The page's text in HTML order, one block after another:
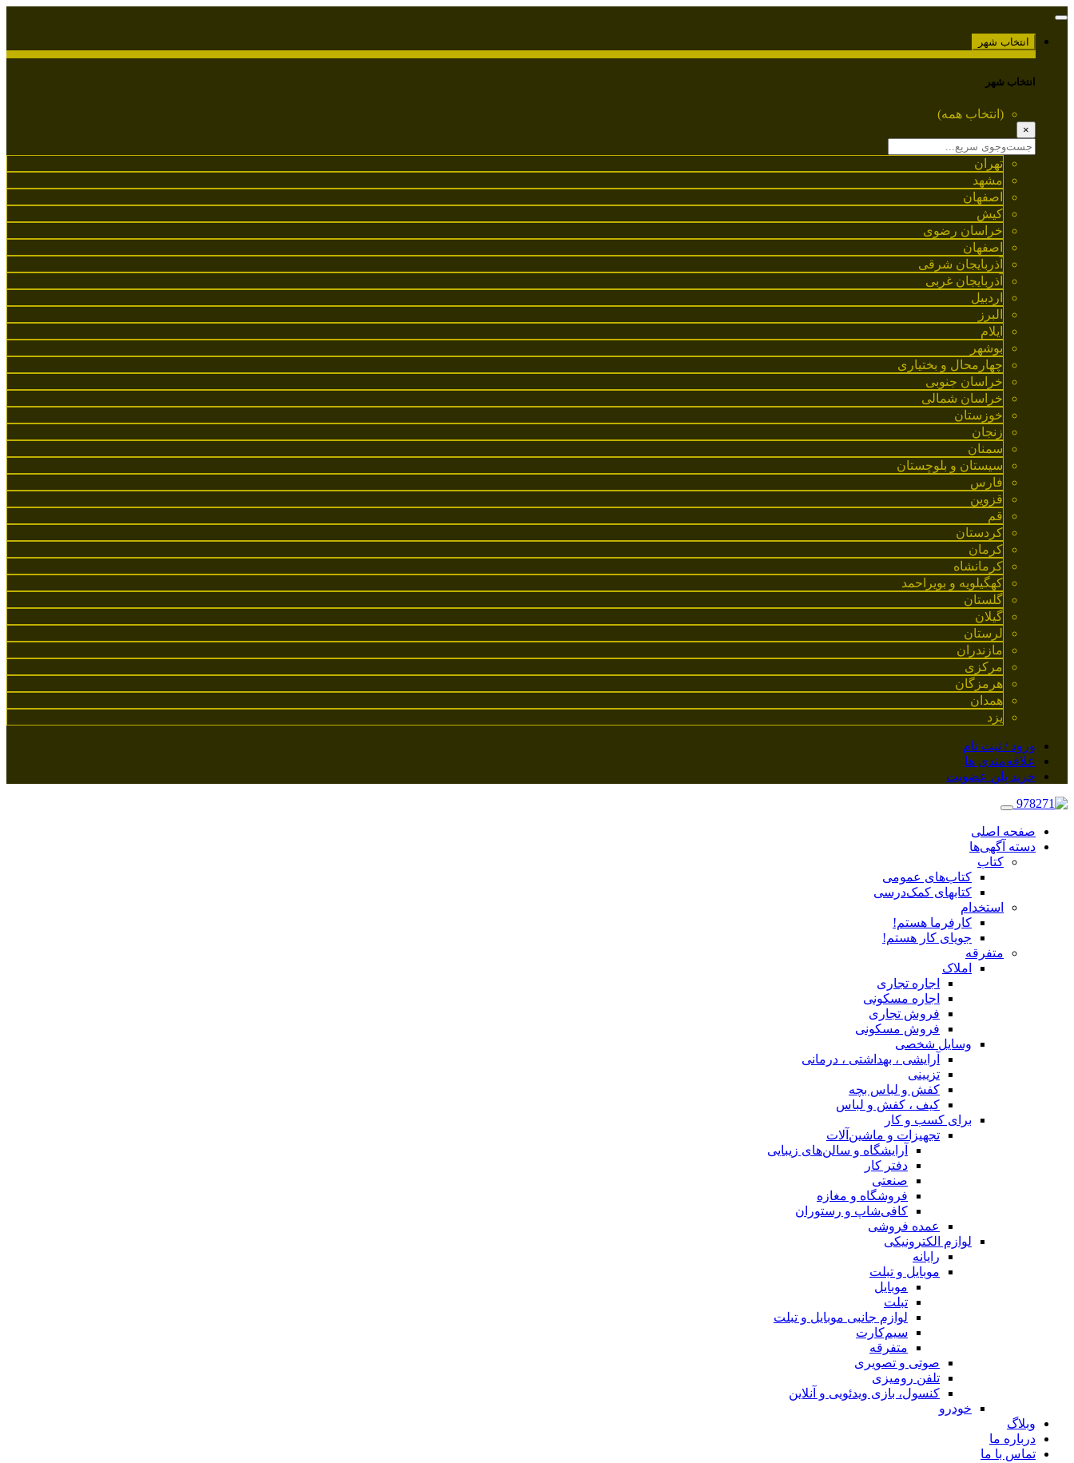
انتخاب شهر
انتخاب شهر
(انتخاب همه)
×
تهران
مشهد
اصفهان
کیش
خراسان رضوی
اصفهان
آذربایجان شرقی
آذربایجان غربی
اردبیل
البرز
ایلام
بوشهر
چهارمحال و بختیاری
خراسان جنوبی
خراسان شمالی
خوزستان
زنجان
سمنان
سیستان و بلوچستان
فارس
قزوین
قم
کردستان
کرمان
کرمانشاه
کهگیلویه و بویراحمد
گلستان
گیلان
لرستان
مازندران
مرکزی
هرمزگان
همدان
یزد
ورود / ثبت نام
علاقه‌مندی ها
خرید پلن عضویت
صفحه اصلی
دسته آگهی‌ها
کتاب
کتاب‌های عمومی
کتابهای کمک‌درسی
استخدام
کارفرما هستم!
جویای کار هستم!
متفرقه
املاک
اجاره تجاری
اجاره مسکونی
فروش تجاری
فروش مسکونی
وسایل شخصی
آرایشی ، بهداشتی ، درمانی
تزیینی
کفش و لباس بچه
کیف ، کفش و لباس
برای کسب و کار
تجهیزات و ماشین‌آلات
آرایشگاه و سالن‌های زیبایی
دفتر کار
صنعتی
فروشگاه و مغازه
کافی‌شاپ و رستوران
عمده فروشی
لوازم الکترونیکی
رایانه
موبایل و تبلت
موبایل
تبلت
لوازم جانبی موبایل و تبلت
سیم‌کارت
متفرقه
صوتی و تصویری
تلفن رومیزی
کنسول، بازی‌ ویدئویی و آنلاین
خودرو
وبلاگ
درباره ما
تماس با ما